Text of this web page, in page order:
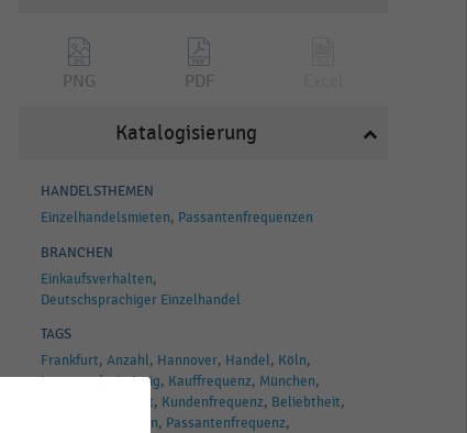
PNG PDF
Katalogisierung
HANDELSTHEMEN
Einzelhandelsmieten Passantenfrequenzen
BRANCHEN
Einkaufsverhalten
Deutschsprachiger Einzelhandel
TAGS
Frankfurt Anzahl Hannover Handel Köln
Innenstadt Leipzig Kauffrequenz München
Stuttgart Kundenfrequenz Beliebtheit
Einkaufen Passantenfrequenz